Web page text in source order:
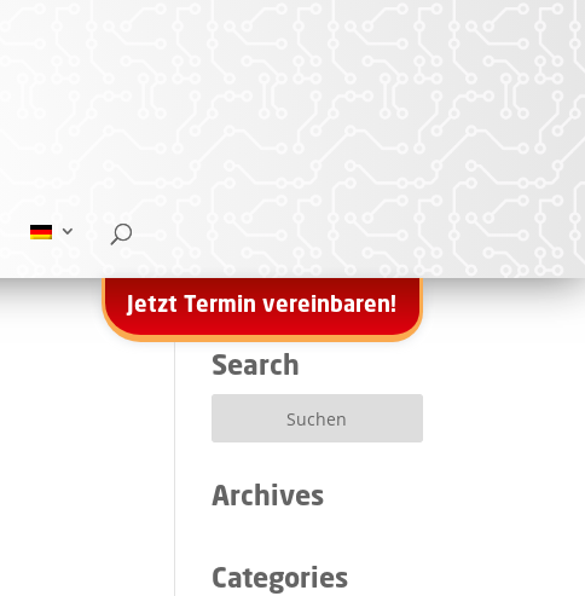
Jetzt Termin vereinbaren!
Search
Archives
Categories